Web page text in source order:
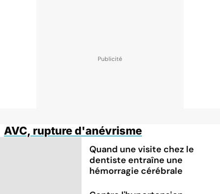
AVC, rupture d'anévrisme
Quand une visite chez le
dentiste entraîne une
hémorragie cérébrale